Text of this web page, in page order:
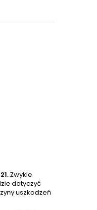
Zwykle
dotyczyć
uszkodzeń